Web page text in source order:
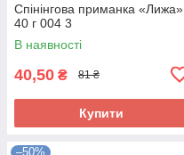
Спінінгова приманка «Лижа»
40 г 004 3
В наявності
40,50 ₴ 81 ₴
Купити
–50%